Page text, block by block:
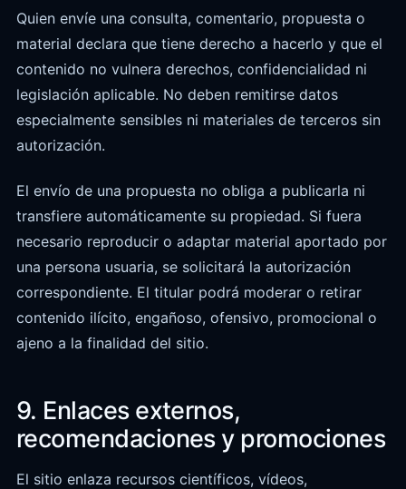
Quien envíe una consulta, comentario, propuesta o
material declara que tiene derecho a hacerlo y que el
contenido no vulnera derechos, confidencialidad ni
legislación aplicable. No deben remitirse datos
especialmente sensibles ni materiales de terceros sin
autorización.
El envío de una propuesta no obliga a publicarla ni
transfiere automáticamente su propiedad. Si fuera
necesario reproducir o adaptar material aportado por
una persona usuaria, se solicitará la autorización
correspondiente. El titular podrá moderar o retirar
contenido ilícito, engañoso, ofensivo, promocional o
ajeno a la finalidad del sitio.
9. Enlaces externos,
recomendaciones y promociones
El sitio enlaza recursos científicos, vídeos,